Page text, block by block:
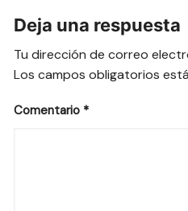
Deja una respuesta
Tu dirección de correo
Los campos obligatorios
Comentario *